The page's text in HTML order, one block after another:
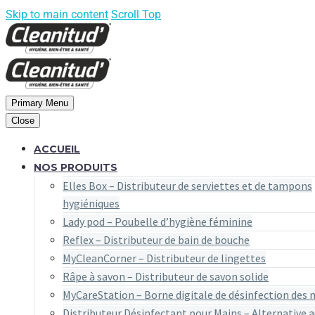
Skip to main content Scroll Top
Primary Menu
Close
ACCUEIL
NOS PRODUITS
Elles Box – Distributeur de serviettes et de tampons
hygiéniques
Lady pod – Poubelle d’hygiène féminine
Reflex – Distributeur de bain de bouche
MyCleanCorner – Distributeur de lingettes
Râpe à savon – Distributeur de savon solide
MyCareStation – Borne digitale de désinfection des